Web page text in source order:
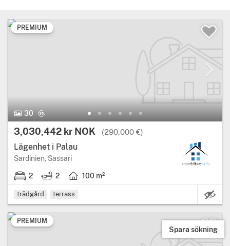
PREMIUM
30
3,030,442 kr NOK (290,000 €)
Lägenhet i Palau
Sardinien, Sassari
2 2 100 m²
trädgård terrass
PREMIUM
Spara sökning